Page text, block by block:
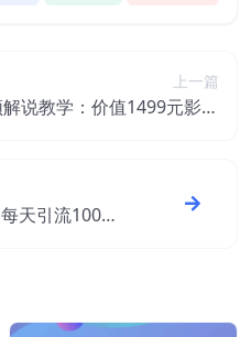
上一篇
说教学：价值1499元影视
天引流100精